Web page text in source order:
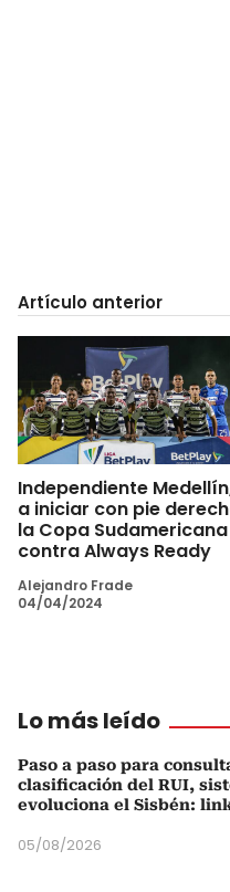
Artículo anterior
Independiente
a iniciar con pie
la Copa Sudamericana
contra Always Ready
Alejandro Frade
04/04/2024
Lo más leído
Paso a paso para
clasificación del RUI,
evoluciona el Sisbén:
05/08/2026